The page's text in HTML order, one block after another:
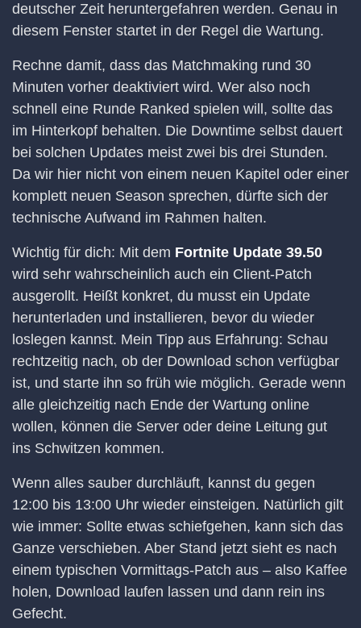
deutscher Zeit heruntergefahren werden. Genau in
diesem Fenster startet in der Regel die Wartung.
Rechne damit, dass das Matchmaking rund 30
Minuten vorher deaktiviert wird. Wer also noch
schnell eine Runde Ranked spielen will, sollte das
im Hinterkopf behalten. Die Downtime selbst dauert
bei solchen Updates meist zwei bis drei Stunden.
Da wir hier nicht von einem neuen Kapitel oder einer
komplett neuen Season sprechen, dürfte sich der
technische Aufwand im Rahmen halten.
Wichtig für dich: Mit dem Fortnite Update 39.50
wird sehr wahrscheinlich auch ein Client-Patch
ausgerollt. Heißt konkret, du musst ein Update
herunterladen und installieren, bevor du wieder
loslegen kannst. Mein Tipp aus Erfahrung: Schau
rechtzeitig nach, ob der Download schon verfügbar
ist, und starte ihn so früh wie möglich. Gerade wenn
alle gleichzeitig nach Ende der Wartung online
wollen, können die Server oder deine Leitung gut
ins Schwitzen kommen.
Wenn alles sauber durchläuft, kannst du gegen
12:00 bis 13:00 Uhr wieder einsteigen. Natürlich gilt
wie immer: Sollte etwas schiefgehen, kann sich das
Ganze verschieben. Aber Stand jetzt sieht es nach
einem typischen Vormittags-Patch aus – also Kaffee
holen, Download laufen lassen und dann rein ins
Gefecht.